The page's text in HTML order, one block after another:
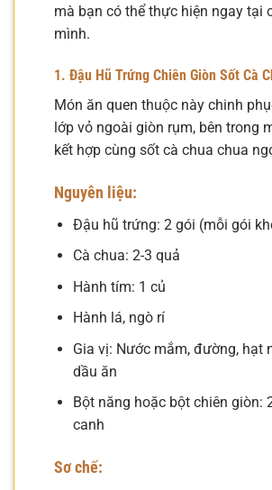
mà bạn có thể thực hiện ngay tại
mình.
1. Đậu Hũ Trứng Chiên Giòn Sốt Cà
Món ăn quen thuộc này chinh
lớp vỏ ngoài giòn rụm, bên trong
kết hợp cùng sốt cà chua chua
Nguyên liệu:
Đậu hũ trứng: 2 gói (mỗi gói
Cà chua: 2-3 quả
Hành tím: 1 củ
Hành lá, ngò rí
Gia vị: Nước mắm, đường, hạt
dầu ăn
Bột năng hoặc bột chiên giòn:
canh
Sơ chế: